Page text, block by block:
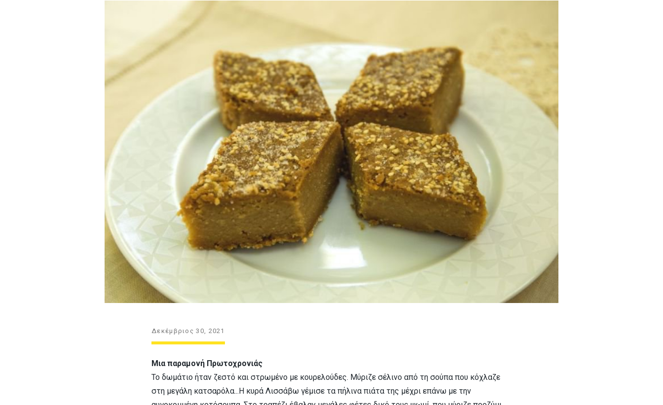
Δεκέμβριος 30, 2021
Μια παραμονή Πρωτοχρονιάς
Το δωμάτιο ήταν ζεστό και στρωμένο με κουρελούδες. Μύριζε σέλινο από τη σούπα που κόχλαζε
στη μεγάλη κατσαρόλα...Η κυρά Λισσάβω γέμισε τα πήλινα πιάτα της μέχρι επάνω με την